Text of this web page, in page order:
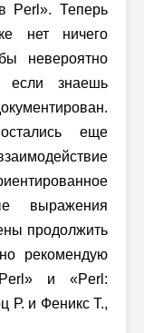
Perl». Теперь
нет ничего
невероятно
если знаешь
еще
выражения
продолжить
рекомендую
Perl» и «Perl:
Р. и Феникс Т.,